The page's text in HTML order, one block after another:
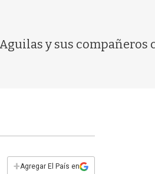
y sus compañeros
+Agregar El País en